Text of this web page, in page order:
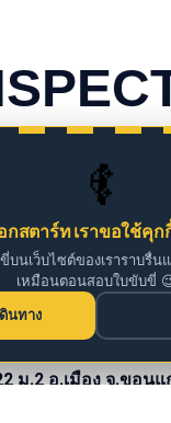
🚗
กสตาร์ท เราขอใช้คุ
บนเว็บไซต์ของเราราบรื่
เหมือนตอนสอบใบขับขี่
นทาง
ม.2 อ.เมือง จ.ขอน